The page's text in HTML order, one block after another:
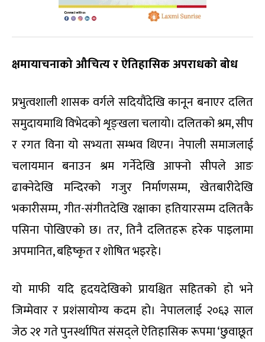
क्षमायाचनाको औचित्य र ऐतिहासिक अपराधको बोध
प्रभुत्वशाली शासक वर्गले सदियौंदेखि कानून बनाएर दलित
समुदायमाथि विभेदको शृङ्खला चलायो। दलितको श्रम, सीप
र रगत विना यो सभ्यता सम्भव थिएन। नेपाली समाजलाई
चलायमान बनाउन श्रम गर्नेदेखि आफ्नो सीपले आङ
ढाक्नेदेखि मन्दिरको गजुर निर्माणसम्म, खेतबारीदेखि
भकारीसम्म, गीत-संगीतदेखि रक्षाका हतियारसम्म दलितकै
पसिना पोखिएको छ। तर, तिनै दलितहरू हरेक पाइलामा
अपमानित, बहिष्कृत र शोषित भइरहे।
यो माफी यदि हृदयदेखिको प्रायश्चित सहितको हो भने
जिम्मेवार र प्रशंसायोग्य कदम हो। नेपाललाई २०६३ साल
जेठ २१ गते पुनर्स्थापित संसद्‌ले ऐतिहासिक रूपमा ‘छुवाछूत